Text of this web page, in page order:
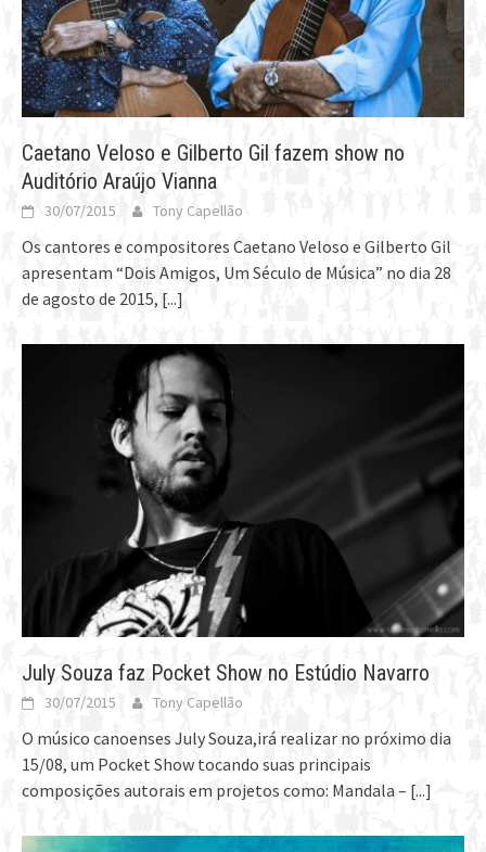
Caetano Veloso e Gilberto Gil fazem show no
Auditório Araújo Vianna
30/07/2015 Tony Capellão
Os cantores e compositores Caetano Veloso e Gilberto Gil
apresentam “Dois Amigos, Um Século de Música” no dia 28
de agosto de 2015, [...]
July Souza faz Pocket Show no Estúdio Navarro
30/07/2015 Tony Capellão
O músico canoenses July Souza,irá realizar no próximo dia
15/08, um Pocket Show tocando suas principais
composições autorais em projetos como: Mandala – [...]